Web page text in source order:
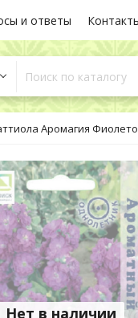
и ответы
Аромагия
Нет в наличии